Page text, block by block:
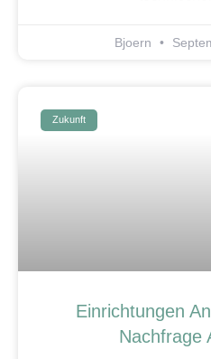
Bjoern
Zukunft
Einrichtungen
Nachfrage